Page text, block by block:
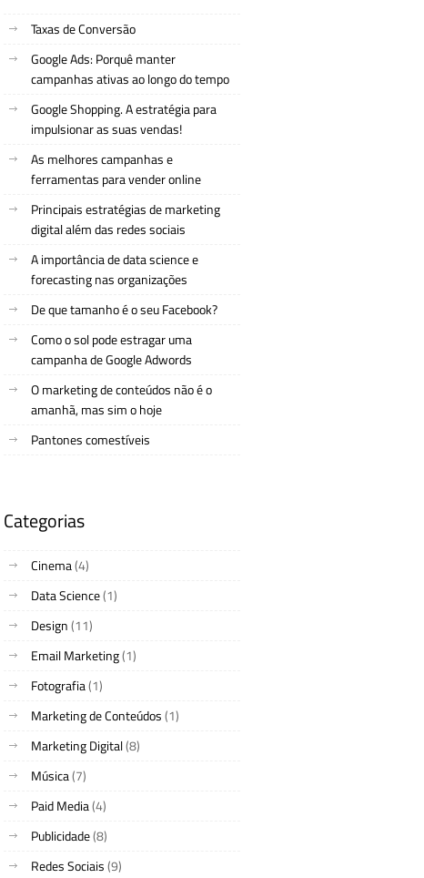
Taxas de Conversão
Google Ads: Porquê manter
campanhas ativas ao longo do tempo
Google Shopping. A estratégia para
impulsionar as suas vendas!
As melhores campanhas e
ferramentas para vender online
Principais estratégias de marketing
digital além das redes sociais
A importância de data science e
forecasting nas organizações
De que tamanho é o seu Facebook?
Como o sol pode estragar uma
campanha de Google Adwords
O marketing de conteúdos não é o
amanhã, mas sim o hoje
Pantones comestíveis
Categorias
Cinema(4)
Data Science(1)
Design(11)
Email Marketing(1)
Fotografia(1)
Marketing de Conteúdos(1)
Marketing Digital(8)
Música(7)
Paid Media(4)
Publicidade(8)
Redes Sociais(9)